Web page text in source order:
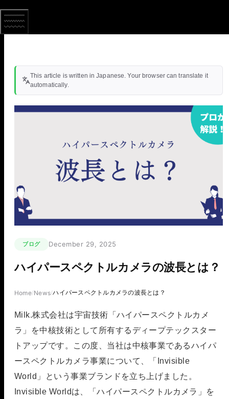
This article is written in Japanese. Your browser can translate it
automatically.
ブログ December 29, 2025
ハイパースペクトルカメラの波長とは？
Home/News/ハイパースペクトルカメラの波長とは？
Milk.株式会社は宇宙技術「ハイパースペクトルカメ
ラ」を中核技術として所有するディープテックスター
トアップです。この度、当社は中核事業であるハイパ
ースペクトルカメラ事業について、「Invisible
World」という事業ブランドを立ち上げました。
Invisible Worldは、「ハイパースペクトルカメラ」を